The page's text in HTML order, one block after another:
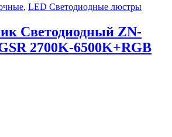
, LED Светодиодные люстры
Светодиодный ZN-
2700K-6500K+RGB